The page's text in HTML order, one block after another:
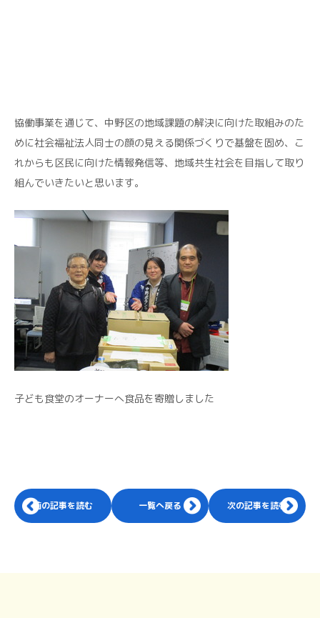
協働事業を通じて、中野区の地域課題の解決に向けた取組みのた
めに社会福祉法人同士の顔の見える関係づくりで基盤を固め、こ
れからも区民に向けた情報発信等、地域共生社会を目指して取り
組んでいきたいと思います。
子ども食堂のオーナーへ食品を寄贈しました
前の記事を読む 一覧へ戻る 次の記事を読む